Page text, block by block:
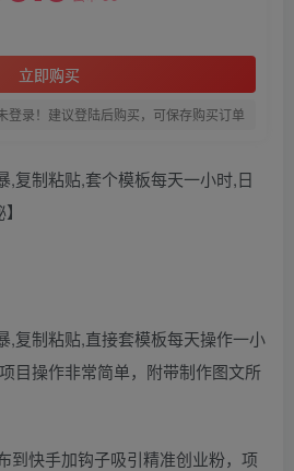
立即购买
登录！建议登陆后购买，可保存购买订单
,复制粘贴,套个模板每天一小时,日
,复制粘贴,直接套模板每天操作一小
目操作非常简单，附带制作图文所
到快手加钩子吸引精准创业粉，项